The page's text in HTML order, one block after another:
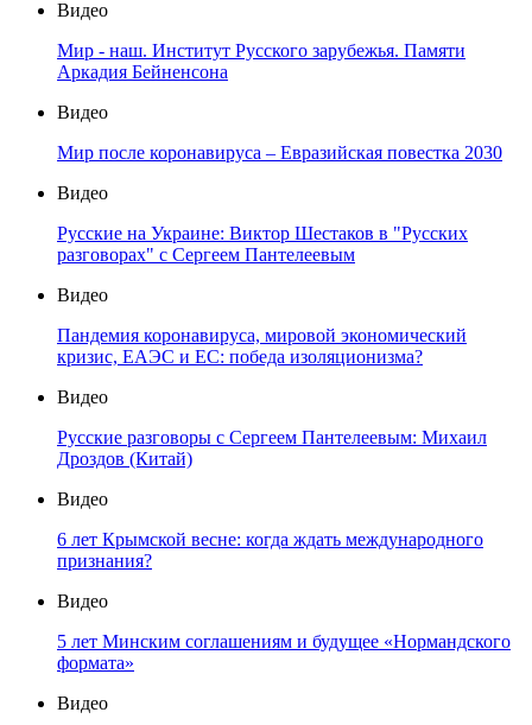
Видео
Мир - наш. Институт Русского зарубежья. Памяти
Аркадия Бейненсона
Видео
Мир после коронавируса – Евразийская повестка 2030
Видео
Русские на Украине: Виктор Шестаков в "Русских
разговорах" с Сергеем Пантелеевым
Видео
Пандемия коронавируса, мировой экономический
кризис, ЕАЭС и ЕС: победа изоляционизма?
Видео
Русские разговоры с Сергеем Пантелеевым: Михаил
Дроздов (Китай)
Видео
6 лет Крымской весне: когда ждать международного
признания?
Видео
5 лет Минским соглашениям и будущее «Нормандского
формата»
Видео